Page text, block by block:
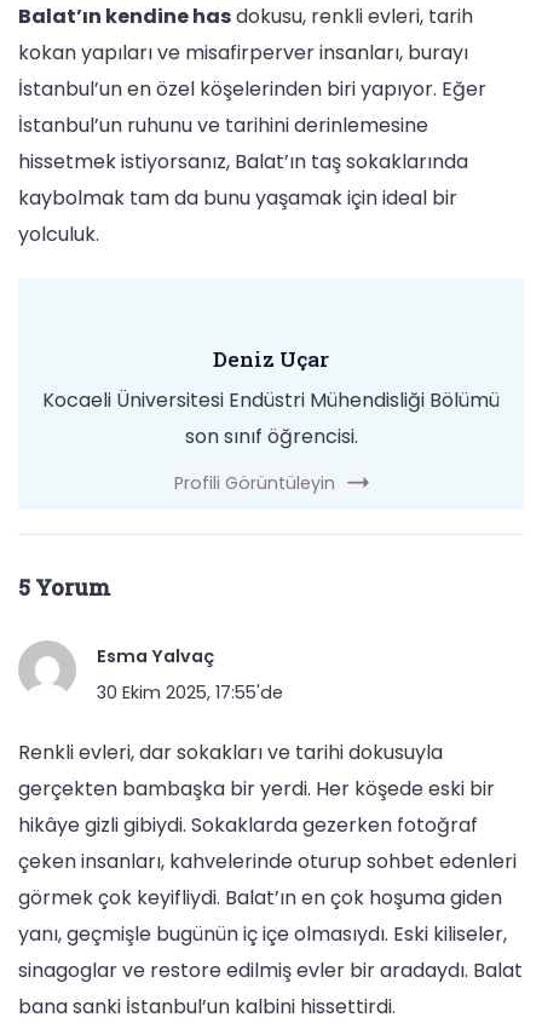
Balat’ın kendine hasdokusu, renkli evleri, tarih
kokan yapıları ve misafirperver insanları, burayı
İstanbul’un en özel köşelerinden biri yapıyor. Eğer
İstanbul’un ruhunu ve tarihini derinlemesine
hissetmek istiyorsanız, Balat’ın taş sokaklarında
kaybolmak tam da bunu yaşamak için ideal bir
yolculuk.
Deniz Uçar
Kocaeli Üniversitesi Endüstri Mühendisliği Bölümü
son sınıf öğrencisi.
Profili Görüntüleyin
5 Yorum
Esma Yalvaç
30 Ekim 2025, 17:55'de
Renkli evleri, dar sokakları ve tarihi dokusuyla
gerçekten bambaşka bir yerdi. Her köşede eski bir
hikâye gizli gibiydi. Sokaklarda gezerken fotoğraf
çeken insanları, kahvelerinde oturup sohbet edenleri
görmek çok keyifliydi. Balat’ın en çok hoşuma giden
yanı, geçmişle bugünün iç içe olmasıydı. Eski kiliseler,
sinagoglar ve restore edilmiş evler bir aradaydı. Balat
bana sanki İstanbul’un kalbini hissettirdi.